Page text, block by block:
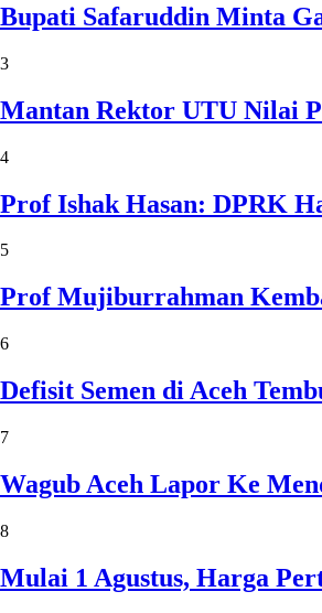
Bupati Safaruddin Minta
3
Mantan Rektor UTU Nilai
4
Prof Ishak Hasan: DPRK
5
Prof Mujiburrahman
6
Defisit Semen di Aceh
7
Wagub Aceh Lapor Ke
8
Mulai 1 Agustus, Harga